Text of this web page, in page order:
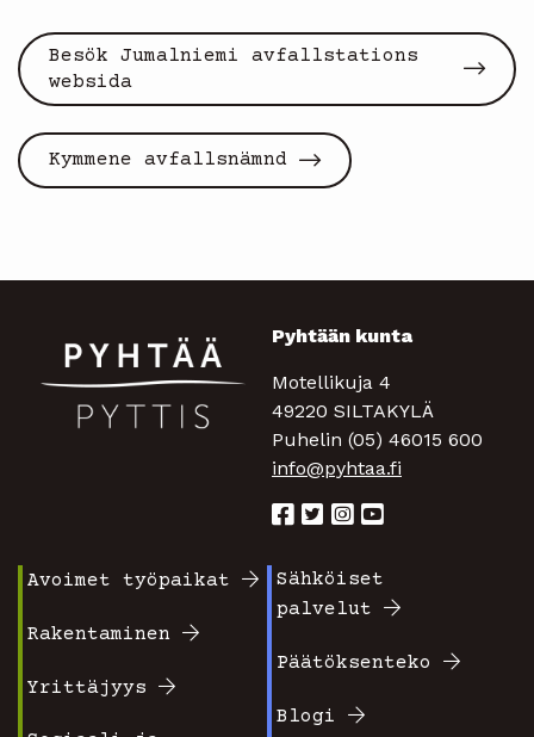
Besök Jumalniemi avfallstations
websida
Kymmene avfallsnämnd
Pyhtään kunta
Motellikuja 4
49220 SILTAKYLÄ
Puhelin (05) 46015 600
info@pyhtaa.fi
valikko
1
Avoimet työpaikat
Rakentaminen
Yrittäjyys
Footer
2
Sähköiset
palvelut
Päätöksenteko
Blogi